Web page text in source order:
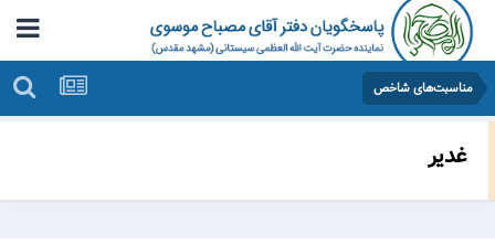
مناسبت‌های شاخص
غدیر